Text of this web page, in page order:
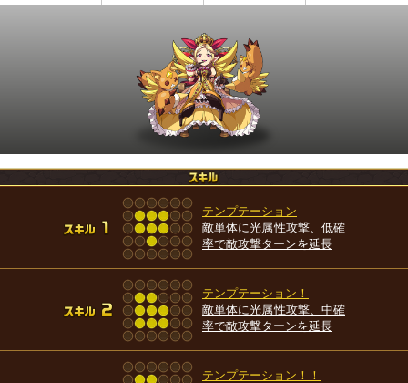
テンプテーション
敵単体に光属性攻撃、低確
率で敵攻撃ターンを延長
テンプテーション！
敵単体に光属性攻撃、中確
率で敵攻撃ターンを延長
テンプテーション！！